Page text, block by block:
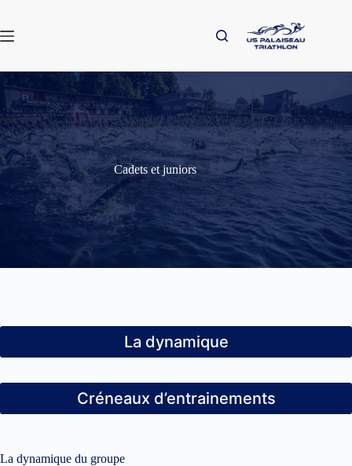
contenu
Cadets et juniors
La dynamique
Créneaux d’entrainements
La dynamique du groupe